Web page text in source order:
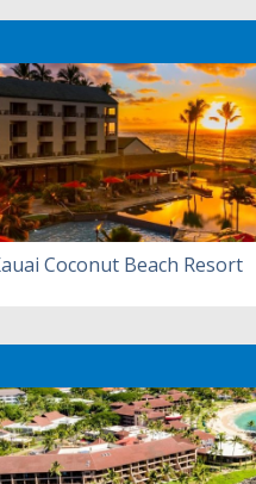
Coconut Beach Resort